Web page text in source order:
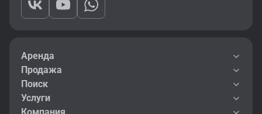
Аренда
Продажа
Поиск
Услуги